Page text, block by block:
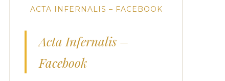
ACTA INFERNALIS – FACEBOOK
Acta Infernalis –
Facebook